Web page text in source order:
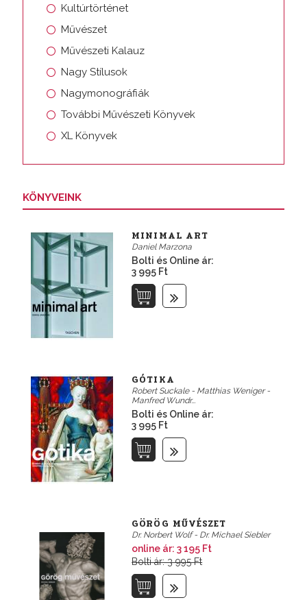
Kultúrtörténet
Művészet
Művészeti Kalauz
Nagy Stílusok
Nagymonográfiák
További Művészeti Könyvek
XL Könyvek
KÖNYVEINK
MINIMAL ART
Daniel Marzona
Bolti és Online ár:
3 995 Ft
GÓTIKA
Robert Suckale - Matthias Weniger -
Manfred Wundr...
Bolti és Online ár:
3 995 Ft
GÖRÖG MŰVÉSZET
Dr. Norbert Wolf - Dr. Michael Siebler
online ár:3 195 Ft
Bolti ár: 3 995 Ft